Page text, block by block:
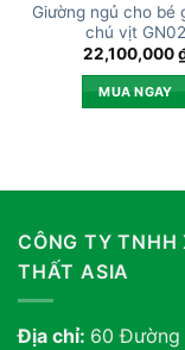
Giường ngủ cho bé
chú vịt GN02
22,100,000
MUA NGAY
CÔNG TY
THẤT ASIA
Địa chỉ: 60 Đường